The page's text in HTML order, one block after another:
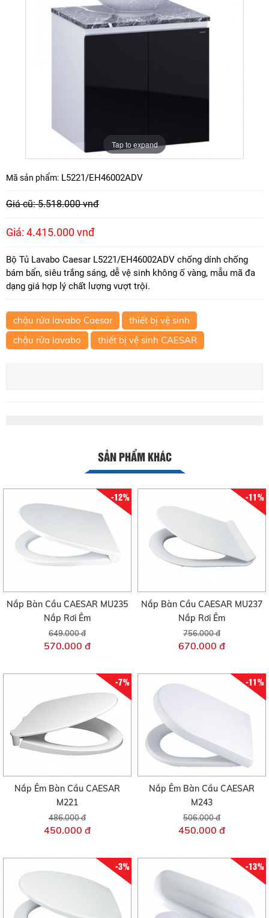
Tap to expand
Mã sản phẩm: L5221/EH46002ADV
Giá cũ: 5.518.000 vnđ
Giá: 4.415.000 vnđ
Bộ Tủ Lavabo Caesar L5221/EH46002ADV chống dính chống
bám bẩn, siêu trắng sáng, dễ vệ sinh không ố vàng, mẫu mã đa
dạng giá hợp lý chất lượng vượt trội.
chậu rửa lavabo Caesar
thiết bị vệ sinh
chậu rửa lavabo
thiết bị vệ sinh CAESAR
SẢN PHẨM KHÁC
-12%
Nắp Bàn Cầu CAESAR MU235
Nắp Rơi Êm
649.000 đ
570.000 đ
-11%
Nắp Bàn Cầu CAESAR MU237
Nắp Rơi Êm
756.000 đ
670.000 đ
-7%
Nắp Êm Bàn Cầu CAESAR
M221
486.000 đ
450.000 đ
-11%
Nắp Êm Bàn Cầu CAESAR
M243
506.000 đ
450.000 đ
-3% -13%